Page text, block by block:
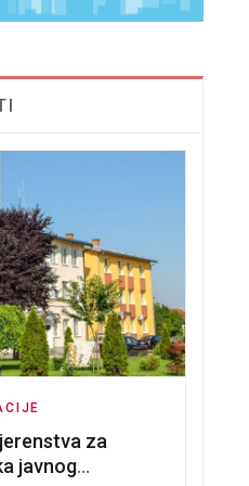
za
javnog